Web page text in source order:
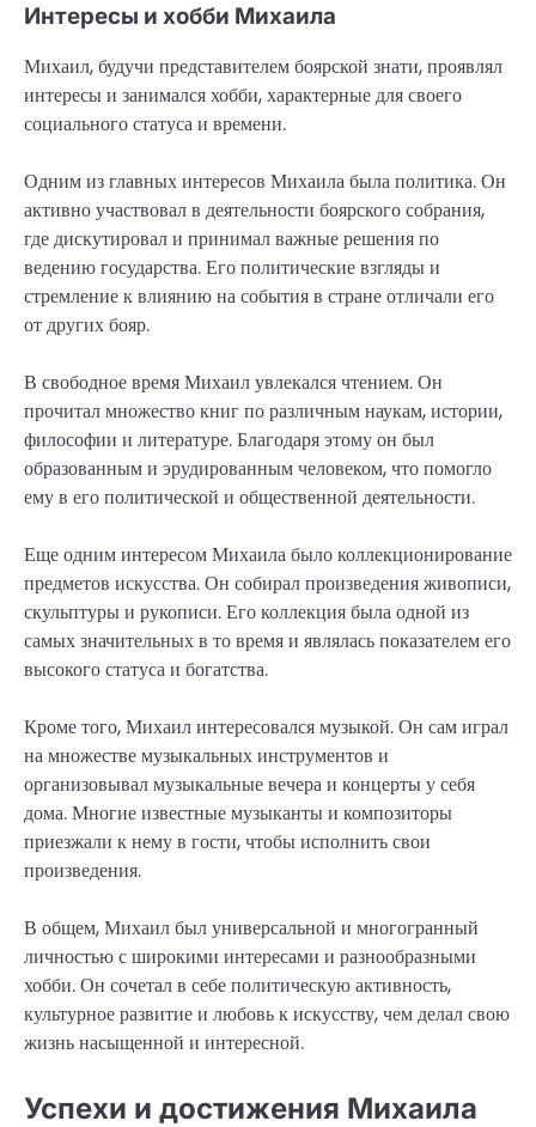
Интересы и хобби Михаила
Михаил, будучи представителем боярской знати, проявлял
интересы и занимался хобби, характерные для своего
социального статуса и времени.
Одним из главных интересов Михаила была политика. Он
активно участвовал в деятельности боярского собрания,
где дискутировал и принимал важные решения по
ведению государства. Его политические взгляды и
стремление к влиянию на события в стране отличали его
от других бояр.
В свободное время Михаил увлекался чтением. Он
прочитал множество книг по различным наукам, истории,
философии и литературе. Благодаря этому он был
образованным и эрудированным человеком, что помогло
ему в его политической и общественной деятельности.
Еще одним интересом Михаила было коллекционирование
предметов искусства. Он собирал произведения живописи,
скульптуры и рукописи. Его коллекция была одной из
самых значительных в то время и являлась показателем его
высокого статуса и богатства.
Кроме того, Михаил интересовался музыкой. Он сам играл
на множестве музыкальных инструментов и
организовывал музыкальные вечера и концерты у себя
дома. Многие известные музыканты и композиторы
приезжали к нему в гости, чтобы исполнить свои
произведения.
В общем, Михаил был универсальной и многогранный
личностью с широкими интересами и разнообразными
хобби. Он сочетал в себе политическую активность,
культурное развитие и любовь к искусству, чем делал свою
жизнь насыщенной и интересной.
Успехи и достижения Михаила